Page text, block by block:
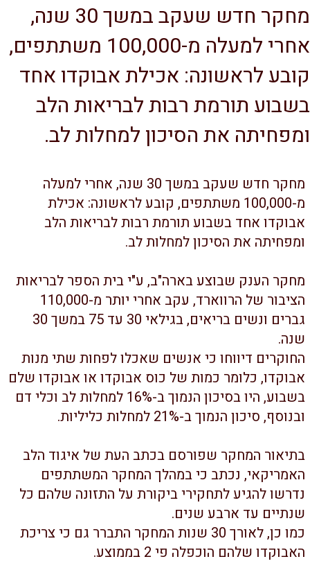
מחקר חדש שעקב במשך 30 שנה,
אחרי למעלה מ-100,000 משתתפים,
לראשונה: אכילת אבוקדו אחד
תורמת רבות לבריאות הלב
את הסיכון למחלות לב.
מחקר חדש שעקב במשך 30 שנה, אחרי למעלה
מ-100,000 משתתפים, קובע לראשונה: אכילת
אחד בשבוע תורמת רבות לבריאות הלב
את הסיכון למחלות לב.
הענק שבוצע בארה"ב, ע"י בית הספר לבריאות
הציבור של הרווארד, עקב אחרי יותר מ-110,000
גברים ונשים בריאים, בגילאי 30 עד 75 במשך 30
דיווחו כי אנשים שאכלו לפחות שתי מנות
כלומר כמות של כוס אבוקדו או אבוקדו שלם
בשבוע, היו בסיכון הנמוך ב-16% למחלות לב וכלי דם
סיכון הנמוך ב-21% למחלות כליליות.
המחקר שפורסם בכתב העת של איגוד הלב
נכתב כי במהלך המחקר המשתתפים
להגיע לתחקירי ביקורת על התזונה שלהם כל
עד ארבע שנים.
כמו כן, לאורך 30 שנות המחקר התברר גם כי צריכת
שלהם הוכפלה פי 2 בממוצע.